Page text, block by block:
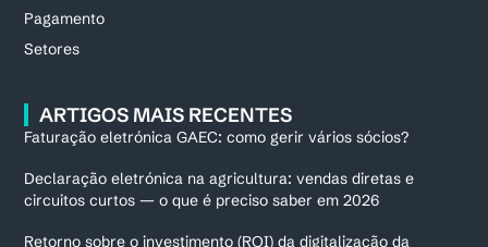
Pagamento
Setores
ARTIGOS MAIS RECENTES
Faturação eletrónica GAEC: como gerir vários sócios?
Declaração eletrónica na agricultura: vendas diretas e
circuitos curtos — o que é preciso saber em 2026
Retorno sobre o investimento (ROI) da digitalização da